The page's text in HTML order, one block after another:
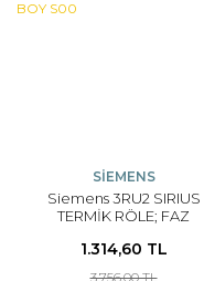
SİEMENS
Siemens 3RU2 SIRIUS
TERMİK RÖLE; FAZ
YARDIMCI KONTAKLI 2;8-
4A; BOY S00
1.314,60 TL
3.756,00 TL